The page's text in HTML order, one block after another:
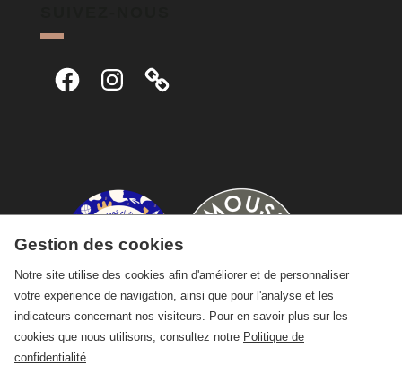
FacebookInstagram
Gestion des cookies
Notre site utilise des cookies afin d'améliorer et de personnaliser
votre expérience de navigation, ainsi que pour l'analyse et les
indicateurs concernant nos visiteurs. Pour en savoir plus sur les
cookies que nous utilisons, consultez notre Politique de
confidentialité